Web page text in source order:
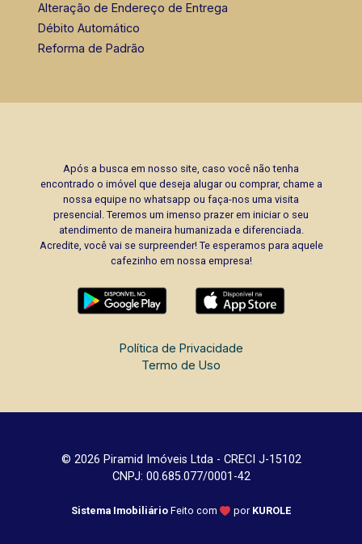
Alteração de Endereço de Entrega
Débito Automático
Reforma de Padrão
Após a busca em nosso site, caso você não tenha
encontrado o imóvel que deseja alugar ou comprar, chame a
nossa equipe no whatsapp ou faça-nos uma visita
presencial. Teremos um imenso prazer em iniciar o seu
atendimento de maneira humanizada e diferenciada.
Acredite, você vai se surpreender! Te esperamos para aquele
cafezinho em nossa empresa!
Política de Privacidade
Termo de Uso
© 2026 Piramid Imóveis Ltda - CRECI J-15102
CNPJ: 00.685.077/0001-42
Sistema Imobiliário Feito com por KUROLE